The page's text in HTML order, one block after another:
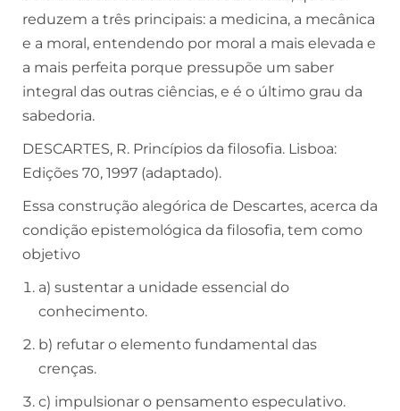
reduzem a três principais: a medicina, a mecânica
e a moral, entendendo por moral a mais elevada e
a mais perfeita porque pressupõe um saber
integral das outras ciências, e é o último grau da
sabedoria.
DESCARTES, R. Princípios da filosofia. Lisboa:
Edições 70, 1997 (adaptado).
Essa construção alegórica de Descartes, acerca da
condição epistemológica da filosofia, tem como
objetivo
a) sustentar a unidade essencial do
conhecimento.
b) refutar o elemento fundamental das
crenças.
c) impulsionar o pensamento especulativo.